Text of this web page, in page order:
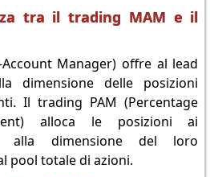
tra il trading MAM e il
Manager) offre al lead
dimensione delle posizioni
Il trading PAM (Percentage
alloca le posizioni ai
alla dimensione del loro
pool totale di azioni.